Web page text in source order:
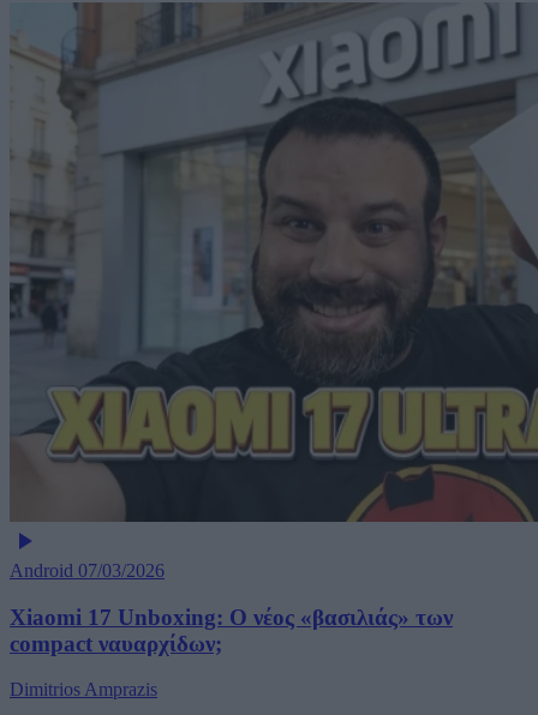
Android 07/03/2026
Xiaomi 17 Unboxing: Ο νέος «βασιλιάς» των
compact ναυαρχίδων;
Dimitrios Amprazis